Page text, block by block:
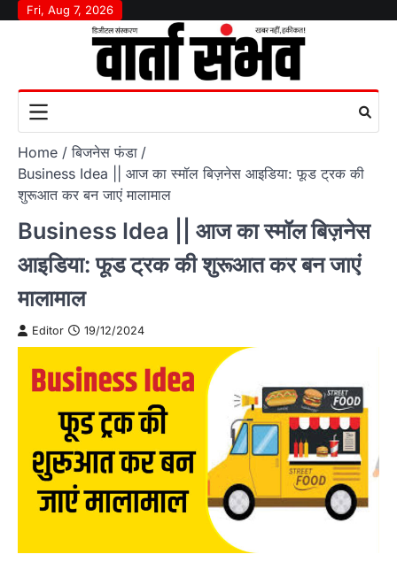
SkipFri, Aug 7, 2026
Home
बिजनेस फंडा
Business Idea || आज का स्मॉल बिज़नेस आइडिया: फूड ट्रक की
शुरूआत कर बन जाएं मालामाल
Business Idea || आज का स्मॉल बिज़नेस
आइडिया: फूड ट्रक की शुरूआत कर बन जाएं
मालामाल
Editor 19/12/2024